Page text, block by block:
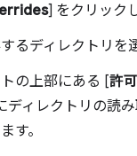
] をクリック
るディレクトリを
の上部にある [許可
ディレクトリの読
す。